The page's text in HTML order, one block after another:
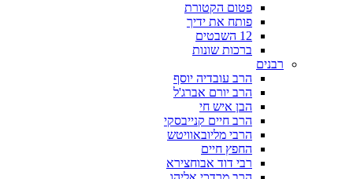
פטום הקטורת
פותח את ידיך
12 השבטים
ברכות שונות
רבנים
הרב עובדיה יוסף
הרב יורם אברג'ל
הבן איש חי
הרב חיים קנייבסקי
הרבי מליובאוויטש
החפץ חיים
רבי דוד אבוחצירא